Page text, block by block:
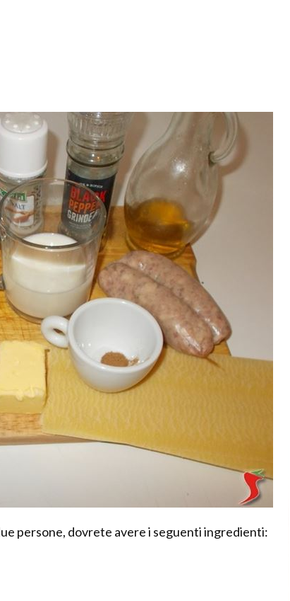
persone, dovrete avere i seguenti ingredienti: